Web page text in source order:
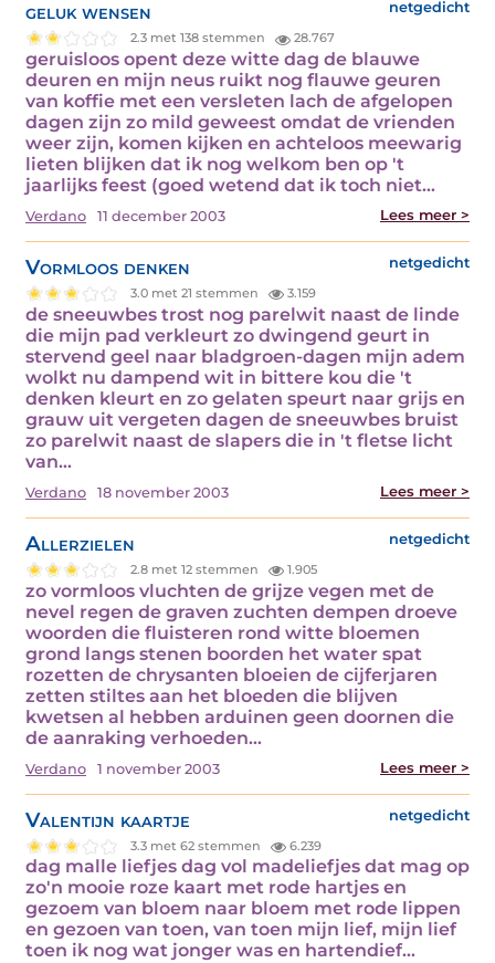
geluk wensen netgedicht
2.3 met 138 stemmen 28.767
geruisloos opent deze witte dag de blauwe
deuren en mijn neus ruikt nog flauwe geuren
van koffie met een versleten lach de afgelopen
dagen zijn zo mild geweest omdat de vrienden
weer zijn, komen kijken en achteloos meewarig
lieten blijken dat ik nog welkom ben op 't
jaarlijks feest (goed wetend dat ik toch niet…
Verdano 11 december 2003 Lees meer >
Vormloos denken netgedicht
3.0 met 21 stemmen 3.159
de sneeuwbes trost nog parelwit naast de linde
die mijn pad verkleurt zo dwingend geurt in
stervend geel naar bladgroen-dagen mijn adem
wolkt nu dampend wit in bittere kou die 't
denken kleurt en zo gelaten speurt naar grijs en
grauw uit vergeten dagen de sneeuwbes bruist
zo parelwit naast de slapers die in 't fletse licht
van…
Verdano 18 november 2003 Lees meer >
Allerzielen netgedicht
2.8 met 12 stemmen 1.905
zo vormloos vluchten de grijze vegen met de
nevel regen de graven zuchten dempen droeve
woorden die fluisteren rond witte bloemen
grond langs stenen boorden het water spat
rozetten de chrysanten bloeien de cijferjaren
zetten stiltes aan het bloeden die blijven
kwetsen al hebben arduinen geen doornen die
de aanraking verhoeden…
Verdano 1 november 2003 Lees meer >
Valentijn kaartje netgedicht
3.3 met 62 stemmen 6.239
dag malle liefjes dag vol madeliefjes dat mag op
zo'n mooie roze kaart met rode hartjes en
gezoem van bloem naar bloem met rode lippen
en gezoen van toen, van toen mijn lief, mijn lief
toen ik nog wat jonger was en hartendief…